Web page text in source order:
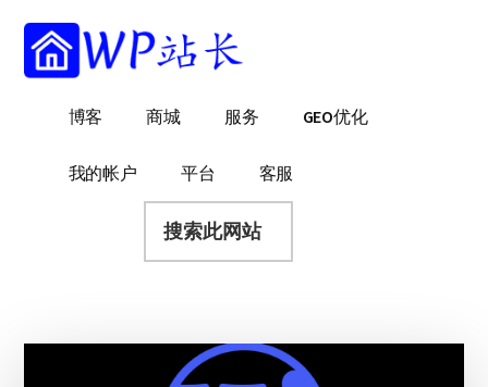
附
加
WordPress
博客 商城 服务 GEO优化
我的帐户 平台
客服